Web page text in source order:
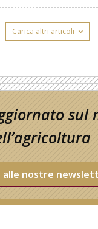
Carica altri articoli
sul
alle nostre